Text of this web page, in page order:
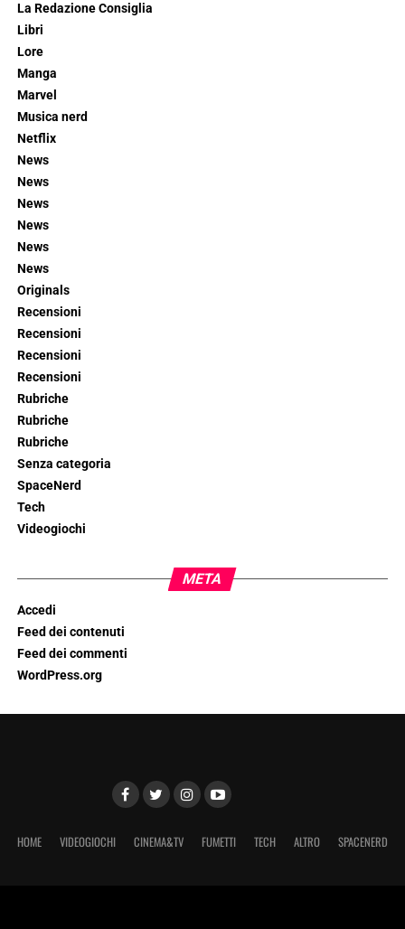
La Redazione Consiglia
Libri
Lore
Manga
Marvel
Musica nerd
Netflix
News
News
News
News
News
News
Originals
Recensioni
Recensioni
Recensioni
Recensioni
Rubriche
Rubriche
Rubriche
Senza categoria
SpaceNerd
Tech
Videogiochi
META
Accedi
Feed dei contenuti
Feed dei commenti
WordPress.org
HOME VIDEOGIOCHI CINEMA&TV FUMETTI TECH ALTRO SPACENERD